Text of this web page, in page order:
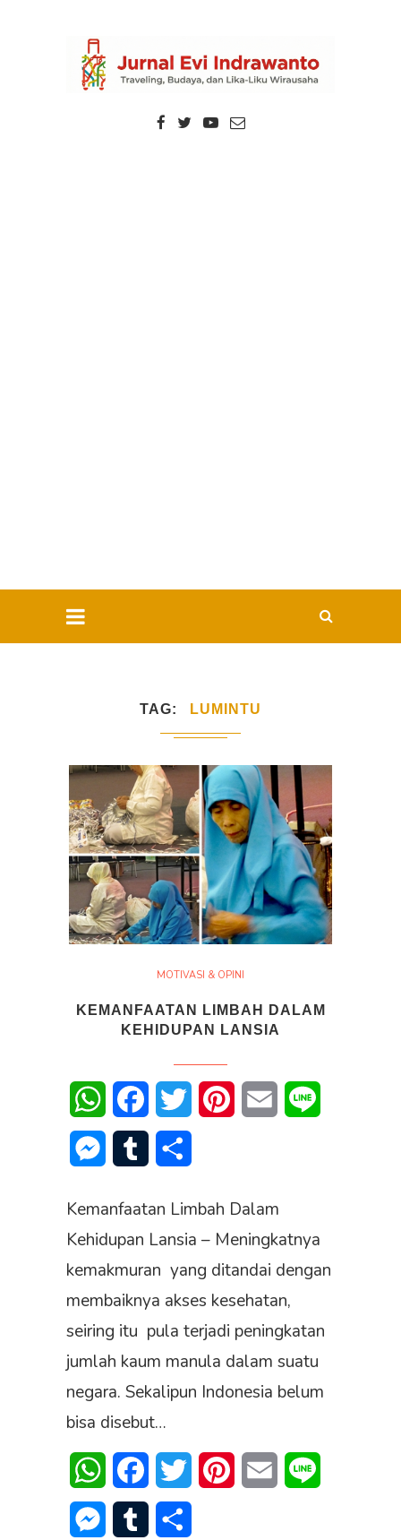
TAG LUMINTU
MOTIVASI & OPINI
KEMANFAATAN LIMBAH DALAM
KEHIDUPAN LANSIA
WhatsAppFacebookTwitter PinterestEmail
Messenger
Tumblr
Kemanfaatan Limbah Dalam
Kehidupan Lansia – Meningkatnya
kemakmuran yang ditandai dengan
membaiknya akses kesehatan,
seiring itu pula terjadi peningkatan
jumlah kaum manula dalam suatu
negara. Sekalipun Indonesia belum
bisa disebut…
WhatsAppFacebookTwitter PinterestEmail
Messenger
Tumblr